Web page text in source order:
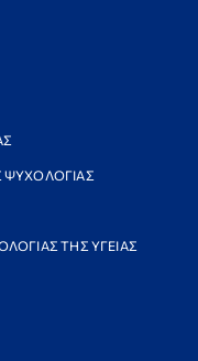
ΨΥΧΟΛΟΓΙΑΣ
ΤΗΣ ΥΓΕΙΑΣ